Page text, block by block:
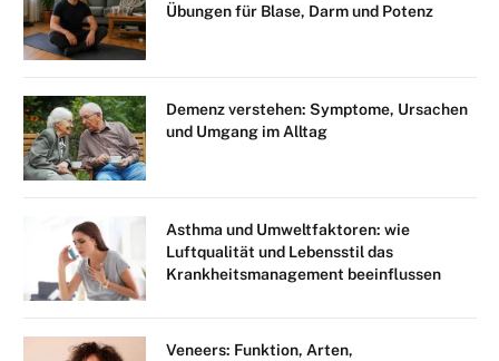
Übungen für Blase, Darm und Potenz
Demenz verstehen: Symptome, Ursachen
und Umgang im Alltag
Asthma und Umweltfaktoren: wie
Luftqualität und Lebensstil das
Krankheitsmanagement beeinflussen
Veneers: Funktion, Arten,